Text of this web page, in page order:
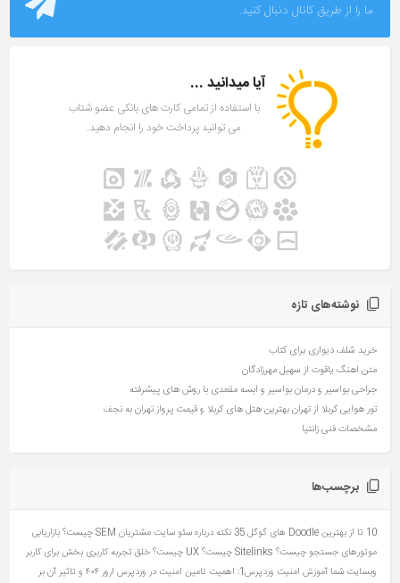
ما را از طریق کانال دنبال کنید.
آیا میدانید ...
با استفاده از تمامی کارت های بانکی عضو شتاب
می توانید پرداخت خود را انجام دهید.
نوشته‌های تازه
خرید شلف دیواری برای کتاب
متن آهنگ یاقوت از سهیل مهرزادگان
جراحی بواسیر و درمان بواسیر و آبسه مقعدی با روش های پیشرفته
تور هوایی کربلا از تهران بهترین هتل های کربلا و قیمت پرواز تهران به نجف
مشخصات فنی زانتیا
برچسب‌ها
10 تا از بهترین Doodle های گوگل 35 نکته درباره سئو سایت مشتریان
SEM چیست؟ بازاریابی
موتورهای جستجو چیست؟ Sitelinks چیست؟
UX چیست؟ خلق تجربه کاربری بخش برای کاربر
وبسایت شما آموزش امنیت وردپرس1: اهمیت تامین امنیت در وردپرس
ارور ۴۰۴ و تاثیر آن بر